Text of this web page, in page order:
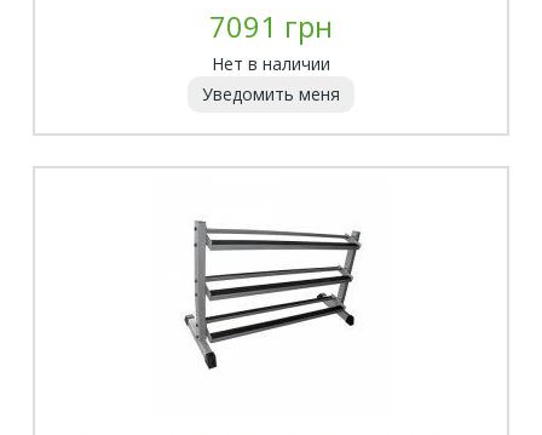
7091 грн
Нет в наличии
Уведомить меня